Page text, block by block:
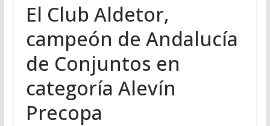
El Club Aldetor,
campeón de Andalucía
de Conjuntos en
categoría Alevín
Precopa